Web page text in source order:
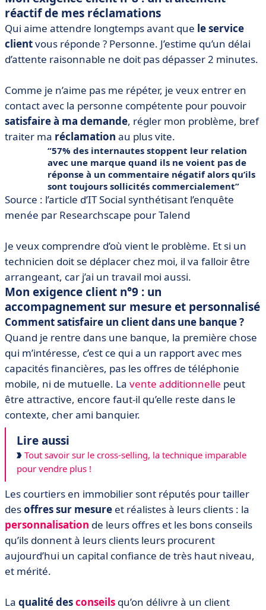
réactif de mes réclamations
Qui aime attendre longtemps avant que le service
clientvous réponde ? Personne. J’estime qu’un délai
d’attente raisonnable ne doit pas dépasser 2 minutes.
Comme je n’aime pas me répéter, je veux entrer en
contact avec la personne compétente pour pouvoir
satisfaire à ma demande, régler mon problème, bref
traiter ma réclamation au plus vite.
57% des internautes stoppent leur relation
avec une marque quand ils ne voient pas de
réponse à un commentaire négatif alors qu’ils
sont toujours sollicités commercialement
Source : l’article d’IT Social synthétisant l’enquête
menée par Researchscape pour Talend
Je veux comprendre d’où vient le problème. Et si un
technicien doit se déplacer chez moi, il va falloir être
arrangeant, car j’ai un travail moi aussi.
Mon exigence client n°9 : un
accompagnement sur mesure et personnalisé
Comment satisfaire un client dans une banque ?
Quand je rentre dans une banque, la première chose
qui m’intéresse, c’est ce qui a un rapport avec mes
capacités financières, pas les offres de téléphonie
mobile, ni de mutuelle. La vente additionnelle peut
être attractive, encore faut-il qu’elle reste dans le
contexte, cher ami banquier.
Lire aussi
Tout savoir sur le cross-selling, la technique imparable
pour vendre plus !
Les courtiers en immobilier sont réputés pour tailler
desoffres sur mesure et réalistes à leurs clients : la
personnalisation de leurs offres et les bons conseils
qu’ils donnent à leurs clients leurs procurent
aujourd’hui un capital confiance de très haut niveau,
et mérité.
La qualité desconseils qu’on délivre à un client